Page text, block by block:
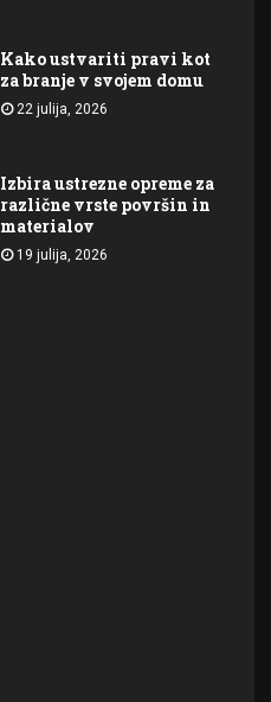
Kako ustvariti pravi kot
za branje v svojem domu
22 julija, 2026
Izbira ustrezne opreme za
različne vrste površin in
materialov
19 julija, 2026